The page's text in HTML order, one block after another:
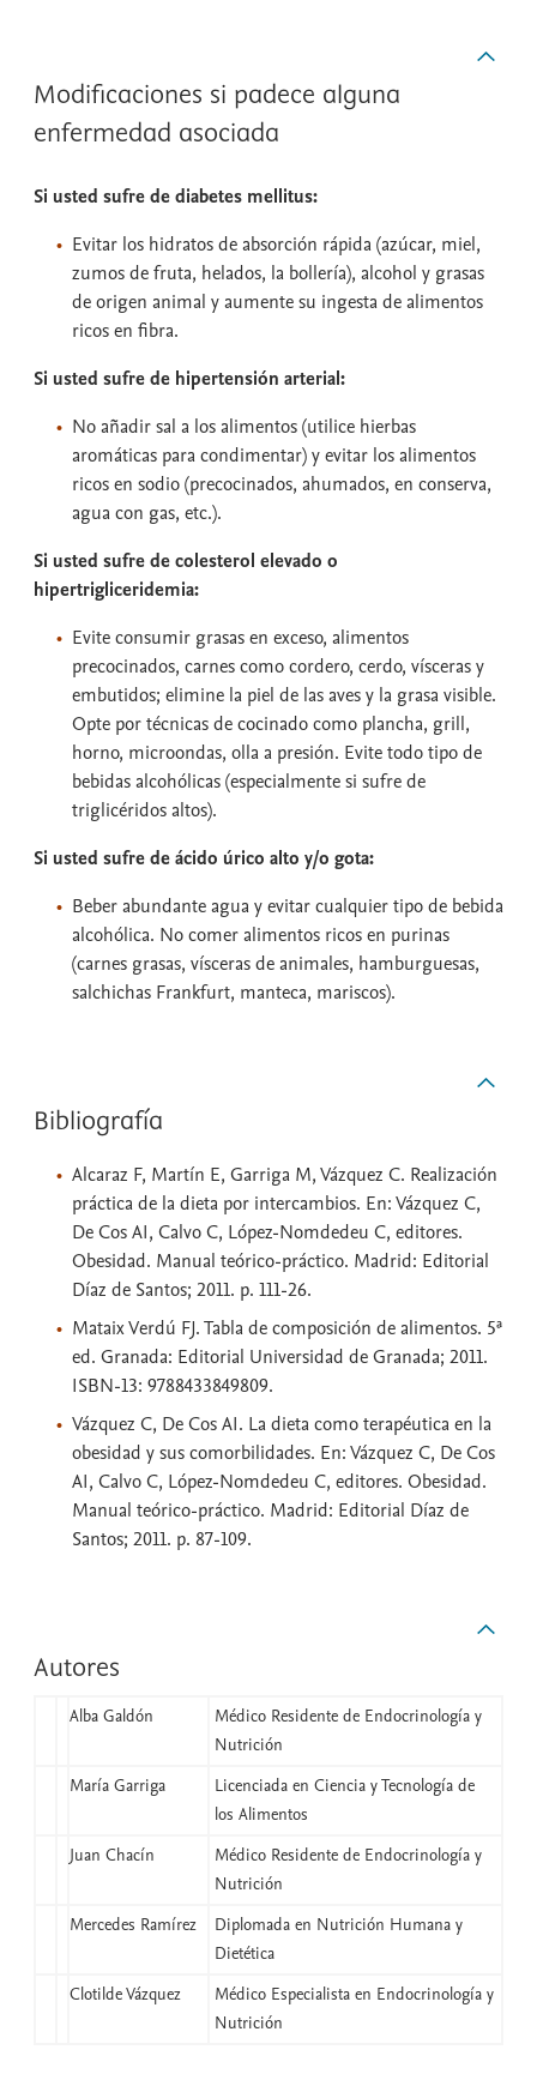
Modificaciones si padece alguna
enfermedad asociada
Si usted sufre de diabetes mellitus:
Evitar los hidratos de absorción rápida (azúcar, miel,
zumos de fruta, helados, la bollería), alcohol y grasas
de origen animal y aumente su ingesta de alimentos
ricos en fibra.
Si usted sufre de hipertensión arterial:
No añadir sal a los alimentos (utilice hierbas
aromáticas para condimentar) y evitar los alimentos
ricos en sodio (precocinados, ahumados, en conserva,
agua con gas, etc.).
Si usted sufre de colesterol elevado o
hipertrigliceridemia:
Evite consumir grasas en exceso, alimentos
precocinados, carnes como cordero, cerdo, vísceras y
embutidos; elimine la piel de las aves y la grasa visible.
Opte por técnicas de cocinado como plancha, grill,
horno, microondas, olla a presión. Evite todo tipo de
bebidas alcohólicas (especialmente si sufre de
triglicéridos altos).
Si usted sufre de ácido úrico alto y/o gota:
Beber abundante agua y evitar cualquier tipo de bebida
alcohólica. No comer alimentos ricos en purinas
(carnes grasas, vísceras de animales, hamburguesas,
salchichas Frankfurt, manteca, mariscos).
Bibliografía
Alcaraz F, Martín E, Garriga M, Vázquez C. Realización
práctica de la dieta por intercambios. En: Vázquez C,
De Cos AI, Calvo C, López-Nomdedeu C, editores.
Obesidad. Manual teórico-práctico. Madrid: Editorial
Díaz de Santos; 2011. p. 111-26.
Mataix Verdú FJ. Tabla de composición de alimentos. 5ª
ed. Granada: Editorial Universidad de Granada; 2011.
ISBN-13: 9788433849809.
Vázquez C, De Cos AI. La dieta como terapéutica en la
obesidad y sus comorbilidades. En: Vázquez C, De Cos
AI, Calvo C, López-Nomdedeu C, editores. Obesidad.
Manual teórico-práctico. Madrid: Editorial Díaz de
Santos; 2011. p. 87-109.
Autores
Alba Galdón
Médico Residente de Endocrinología y
Nutrición
María Garriga
Licenciada en Ciencia y Tecnología de
los Alimentos
Juan Chacín
Médico Residente de Endocrinología y
Nutrición
Mercedes Ramírez
Diplomada en Nutrición Humana y
Dietética
Clotilde Vázquez
Médico Especialista en Endocrinología y
Nutrición